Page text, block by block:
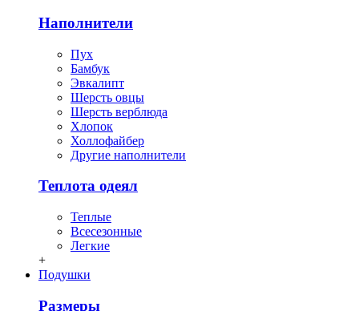
Наполнители
Пух
Бамбук
Эвкалипт
Шерсть овцы
Шерсть верблюда
Хлопок
Холлофайбер
Другие наполнители
Теплота одеял
Теплые
Всесезонные
Легкие
+
Подушки
Размеры